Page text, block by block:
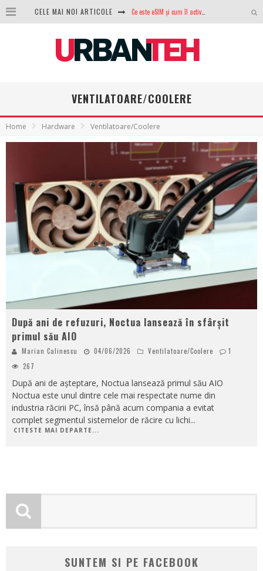
CELE MAI NOI ARTICOLE Ce este eSIM și cum îl activezi pe telefon? Ghid complet pentru Android și iPhone
NVIDIA avertizează: memoria RAM și SSD-urile ar putea deveni și mai scumpe în perioada următoare
GTA VI poate fi precomandat oficial. Rockstar dezvăluie edițiile oficiale și bonusurile pe care le primești
VENTILATOARE/COOLERE
Home Hardware Ventilatoare/Coolere
După ani de refuzuri, Noctua lansează în sfârșit
primul său AIO
Marian Calinescu 04/06/2026 Ventilatoare/Coolere
1
267
După ani de așteptare, Noctua lansează primul său AIO
Noctua este unul dintre cele mai respectate nume din
industria răcirii PC, însă până acum compania a evitat
complet segmentul sistemelor de răcire cu lichi...
CITESTE MAI DEPARTE...
SUNTEM SI PE FACEBOOK